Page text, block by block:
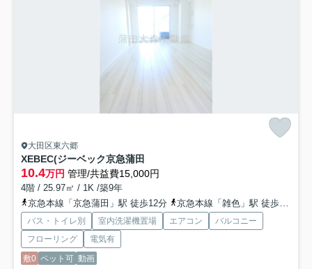
大田区東六郷
XEBEC(ジーベック京急蒲田
10.4万円 管理/共益費15,000円
4階 / 25.97㎡ / 1K /築9年
京急本線「京急蒲田」駅 徒歩12分
京急本線「雑色」駅 徒歩9分
バス・トイレ別 室内洗濯機置場 エアコン
バルコニー
フローリング
電気有
敷0 ペット可 動画